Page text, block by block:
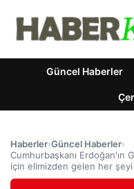
Güncel Haberler
Haberler›Güncel Haberler›
Cumhurbaşkanı Erdoğan'ın
için elimizden gelen her